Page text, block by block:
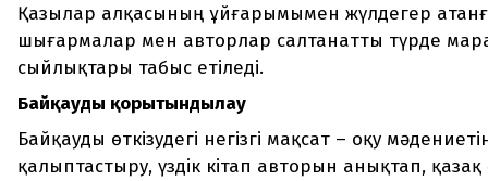
Қазылар алқасының ұйғарымымен жүлдегер
шығармалар мен авторлар салтанатты түрде
сыйлықтары табыс етіледі.
Байқауды қорытындылау
Байқауды өткізудегі негізгі мақсат – оқу
қалыптастыру, үздік кітап авторын анықтап, қазақ